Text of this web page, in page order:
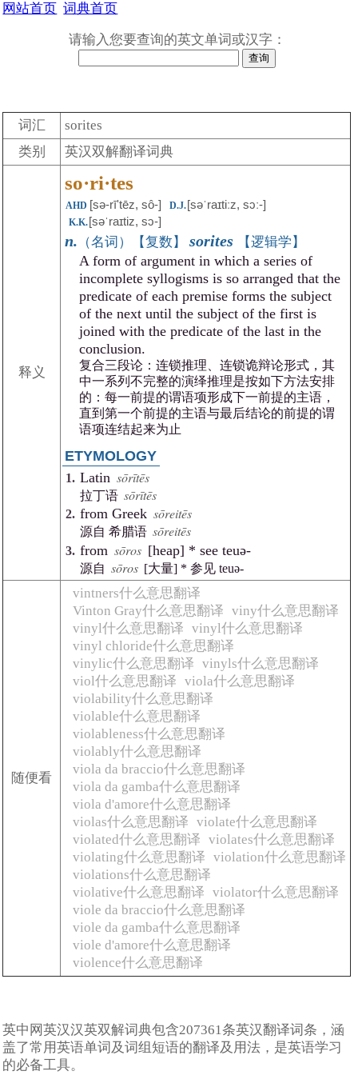
网站首页 词典首页
请输入您要查询的英文单词或汉字：
词汇
sorites
类别
英汉双解翻译词典
释义
so·ri·tes
AHD [sə-rīʹtēz, sô-] D.J.[səˈraɪtiːz, sɔː-]
K.K.[səˈraɪtiz, sɔ-]
n. （名词）【复数】sorites 【逻辑学】
A form of argument in which a series of
incomplete syllogisms is so arranged that the
predicate of each premise forms the subject
of the next until the subject of the first is
joined with the predicate of the last in the
conclusion.
复合三段论：连锁推理、连锁诡辩论形式，其
中一系列不完整的演绎推理是按如下方法安排
的：每一前提的谓语项形成下一前提的主语，
直到第一个前提的主语与最后结论的前提的谓
语项连结起来为止
ETYMOLOGY
Latin sōrītēs
拉丁语 sōrītēs
from Greek sōreitēs
源自 希腊语 sōreitēs
from sōros [heap] * see teuə-
源自 sōros [大量] * 参见 teuə-
随便看
vintners什么意思翻译
Vinton Gray什么意思翻译 viny什么意思翻译
vinyl什么意思翻译 vinyl什么意思翻译
vinyl chloride什么意思翻译
vinylic什么意思翻译 vinyls什么意思翻译
viol什么意思翻译 viola什么意思翻译
violability什么意思翻译
violable什么意思翻译
violableness什么意思翻译
violably什么意思翻译
viola da braccio什么意思翻译
viola da gamba什么意思翻译
viola d'amore什么意思翻译
violas什么意思翻译 violate什么意思翻译
violated什么意思翻译 violates什么意思翻译
violating什么意思翻译 violation什么意思翻译
violations什么意思翻译
violative什么意思翻译 violator什么意思翻译
viole da braccio什么意思翻译
viole da gamba什么意思翻译
viole d'amore什么意思翻译
violence什么意思翻译
英中网英汉汉英双解词典包含207361条英汉翻译词条，涵
盖了常用英语单词及词组短语的翻译及用法，是英语学习
的必备工具。